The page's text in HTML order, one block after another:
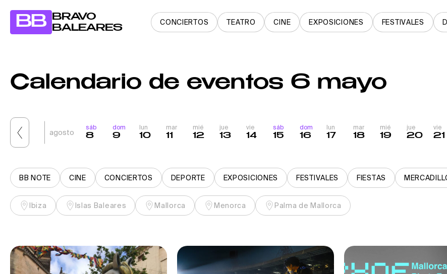
BB
BRAVO
BALEARES
CONCIERTOS TEATRO CINE EXPOSICIONES FESTIVALES
Calendario de eventos 6 mayo
agosto
sáb
8
dom
9
lun
10
mar
11
mié
12
jue
13
vie
14
sáb
15
dom
16
lun
17
mar
18
mié
19
jue
20
vie
21
BB NOTE CINE CONCIERTOS DEPORTE EXPOSICIONES FESTIVALES FIESTAS
Ibiza Islas Baleares Mallorca Menorca Palma de Mallorca